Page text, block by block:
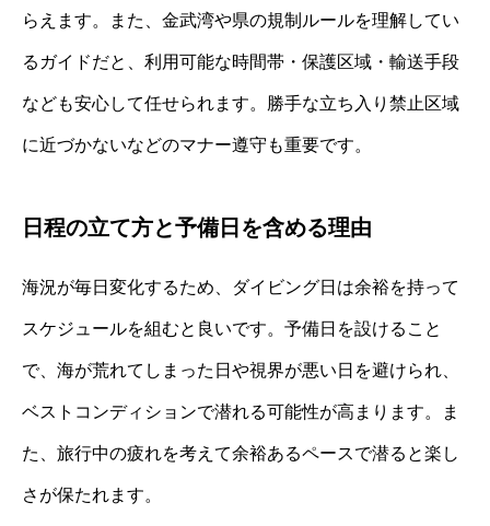
らえます。また、金武湾や県の規制ルールを理解してい
るガイドだと、利用可能な時間帯・保護区域・輸送手段
なども安心して任せられます。勝手な立ち入り禁止区域
に近づかないなどのマナー遵守も重要です。
日程の立て方と予備日を含める理由
海況が毎日変化するため、ダイビング日は余裕を持って
スケジュールを組むと良いです。予備日を設けること
で、海が荒れてしまった日や視界が悪い日を避けられ、
ベストコンディションで潜れる可能性が高まります。ま
た、旅行中の疲れを考えて余裕あるペースで潜ると楽し
さが保たれます。